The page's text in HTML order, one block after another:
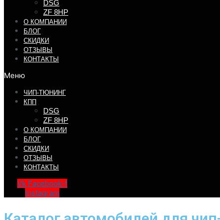
DSG
ZF 8HP
О КОМПАНИИ
БЛОГ
СКИДКИ
ОТЗЫВЫ
КОНТАКТЫ
Меню
ЧИП-ТЮНИНГ
КПП
DSG
ZF 8HP
О КОМПАНИИ
БЛОГ
СКИДКИ
ОТЗЫВЫ
КОНТАКТЫ
Vk Facebook-f
Instagram